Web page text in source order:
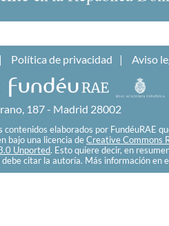
Política de privacidad Aviso
187 - Madrid 28002
elaborados por FundéuRAE
bajo una licencia de Creative Commons
Unported. Esto quiere decir, en
citar la autoría. Más información en